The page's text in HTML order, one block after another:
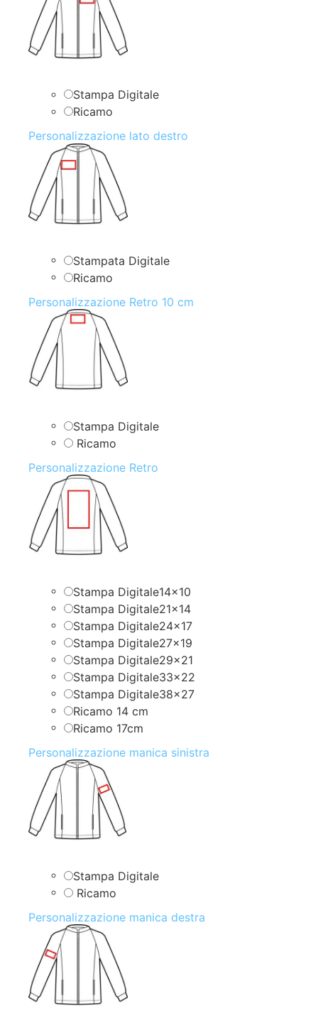
Stampa Digitale
Ricamo
Personalizzazione lato destro
Stampata Digitale
Ricamo
Personalizzazione Retro 10 cm
Stampa Digitale
Ricamo
Personalizzazione Retro
Stampa Digitale14x10
Stampa Digitale21x14
Stampa Digitale24x17
Stampa Digitale27x19
Stampa Digitale29x21
Stampa Digitale33x22
Stampa Digitale38x27
Ricamo 14 cm
Ricamo 17cm
Personalizzazione manica sinistra
Stampa Digitale
Ricamo
Personalizzazione manica destra